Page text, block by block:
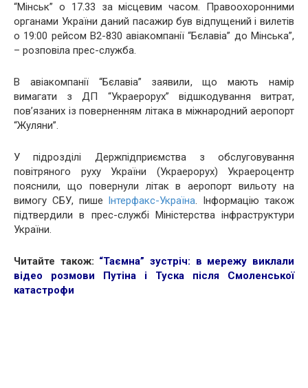
“Мінськ” о 17.33 за місцевим часом. Правоохоронними
органами України даний пасажир був відпущений і вилетів
о 19:00 рейсом B2-830 авіакомпанії “Бєлавіа” до Мінська”,
– розповіла прес-служба.
В авіакомпанії “Бєлавіа” заявили, що мають намір
вимагати з ДП “Украерорух” відшкодування витрат,
пов’язаних із поверненням літака в міжнародний аеропорт
“Жуляни”.
У підрозділі Держпідприємства з обслуговування
повітряного руху України (Украерорух) Украероцентр
пояснили, що повернули літак в аеропорт вильоту на
вимогу СБУ, пише Інтерфакс-Україна. Інформацію також
підтвердили в прес-службі Міністерства інфраструктури
України.
Читайте також: “Таємна” зустріч: в мережу виклали
відео розмови Путіна і Туска після Смоленської
катастрофи